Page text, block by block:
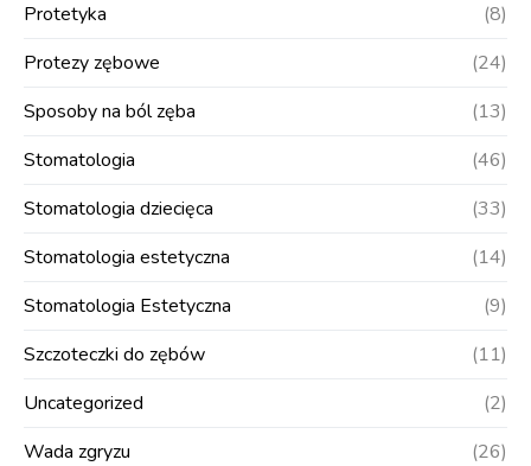
Protetyka
(8)
Protezy zębowe
(24)
Sposoby na ból zęba
(13)
Stomatologia
(46)
Stomatologia dziecięca
(33)
Stomatologia estetyczna
(14)
Stomatologia Estetyczna
(9)
Szczoteczki do zębów
(11)
Uncategorized
(2)
Wada zgryzu
(26)